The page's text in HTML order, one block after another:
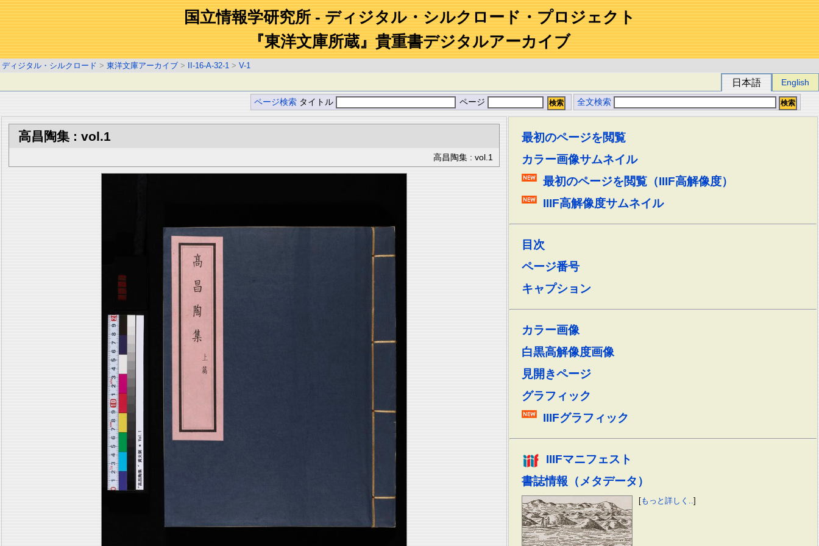
国立情報学研究所 - ディジタル・シルクロード・プロジェクト
『東洋文庫所蔵』貴重書デジタルアーカイブ
ディジタル・シルクロード > 東洋文庫アーカイブ > II-16-A-32-1 > V-1
日本語 English
ページ検索 タイトル ページ 全文検索
高昌陶集 : vol.1
高昌陶集 : vol.1
最初のページを閲覧
カラー画像サムネイル
最初のページを閲覧（IIIF高解像度）
IIIF高解像度サムネイル
目次
ページ番号
キャプション
カラー画像
白黒高解像度画像
見開きページ
グラフィック
IIIFグラフィック
IIIFマニフェスト
書誌情報（メタデータ）
[もっと詳しく..]